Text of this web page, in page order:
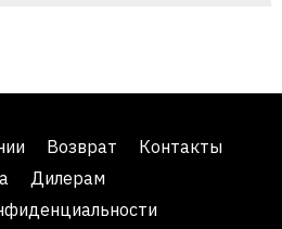
Возврат
Контакты
Дилерам